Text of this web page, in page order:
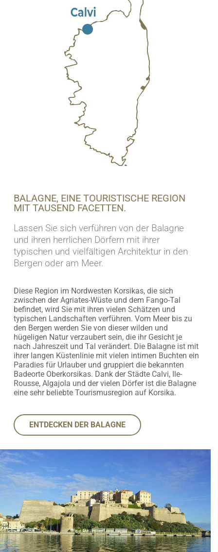
BALAGNE, EINE TOURISTISCHE REGION
MIT TAUSEND FACETTEN.
Lassen Sie sich verführen von der Balagne
und ihren herrlichen Dörfern mit ihrer
typischen und vielfältigen Architektur in den
Bergen oder am Meer.
Diese Region im Nordwesten Korsikas, die sich
zwischen der Agriates-Wüste und dem Fango-Tal
befindet, wird Sie mit ihren vielen Schätzen und
typischen Landschaften verführen. Vom Meer bis zu
den Bergen werden Sie von dieser wilden und
hügeligen Natur verzaubert sein, die ihr Gesicht je
nach Jahreszeit und Tal verändert. Die Balagne ist mit
ihrer langen Küstenlinie mit vielen intimen Buchten ein
Paradies für Urlauber und gruppiert die bekannten
Badeorte Oberkorsikas. Dank der Städte Calvi, Ile-
Rousse, Algajola und der vielen Dörfer ist die Balagne
eine sehr beliebte Tourismusregion auf Korsika.
ENTDECKEN DER BALAGNE